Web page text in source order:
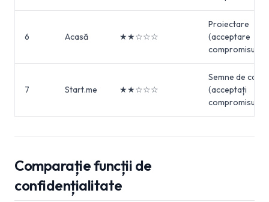
6 Acasă ★★☆☆☆
Proiectare
(acceptare
compromisuri)
7 Start.me ★★☆☆☆
Semne de carte
(acceptați
Comparație funcții de
confidențialitate